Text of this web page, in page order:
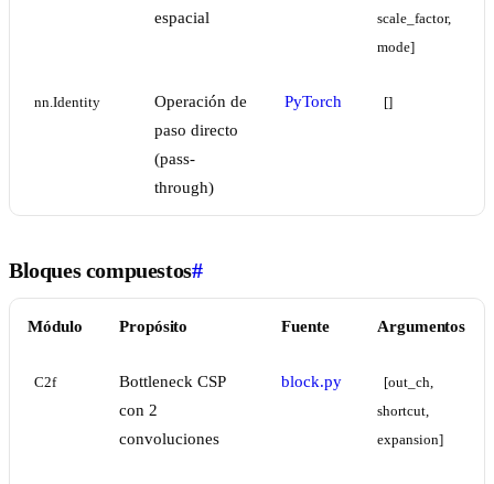
espacial
scale_factor,
mode]
nn.Identity
Operación de
paso directo
(pass-
through)
PyTorch []
Bloques compuestos#
Módulo Propósito Fuente Argumentos
C2f
Bottleneck CSP
con 2
convoluciones
block.py
[out_ch,
shortcut,
expansion]